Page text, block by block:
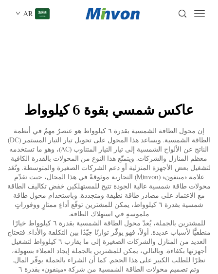
AR
عاكس شمسي بقوة 6 كيلوواط
إن محول الطاقة الشمسية بقدرة ٦ كيلوواط هو عنصرٌ مهمٌ في أنظمة
الطاقة الشمسية. ويساعد هذا المحول على تحويل تيار التيار المستمر (DC)
الناتج عن الألواح الشمسية إلى تيار التيار المتناوب (AC)، وهو ما تستخدمه
معظم المنازل والشركات. ويتمتّع هذا النوع من المحولات بالقدرة الكافية
لتشغيل بعض الأجهزة المنزلية أو دعم الشركات الصغيرة والمتوسطة. وتُعَد
علامة «مينفون» (Minvon) التجارية موثوقةً في هذا المجال، حيث تقدّم
محولات طاقة شمسية عالية الجودة تتيح للمستهلكين خفض تكاليف الطاقة
مع الاعتماد على مصادر طاقة نظيفة ومتجددة. وباستخدام محول طاقة
شمسية بقدرة ٦ كيلوواط، يمكن للمشترين توقّع أداءٍ ممتازٍ ووفوراتٍ
ملموسةٍ في استهلاك الطاقة.
للمشترين بالجملة، يُعدّ محول الطاقة الشمسية بقدرة ٦ كيلوواط خيارًا
منطقيًّا لأسباب عديدة. أولاً، فهو يوفّر توازنًا جيّدًا بين التكلفة والأداء. فتحتاج
العديد من المنازل والشركات الصغيرة إلى ما يقارب ٦ كيلوواط لتشغيل
أجهزتها بكفاءة. وبالتالي، يمكن للمشترين بالجملة إيجاد العملاء بسهولة،
نظرًا للطلب الكبير على هذا الحجم. كما أن الشراء بالجملة يوفّر المال.
وتم تصميم محولات الطاقة الشمسية من شركة «مينفون» بقدرة ٦